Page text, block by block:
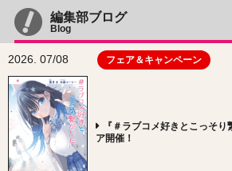
編集部ブログ
Blog
2026. 07/08 フェア＆キャンペーン
『＃ラブコメ好きとこっそ
ア開催！